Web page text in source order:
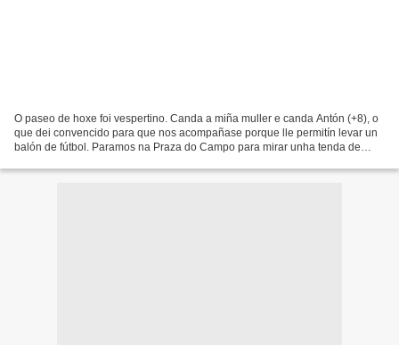
O paseo de hoxe foi vespertino. Canda a miña muller e canda Antón (+8), o
que dei convencido para que nos acompañase porque lle permitín levar un
balón de fútbol. Paramos na Praza do Campo para mirar unha tenda de